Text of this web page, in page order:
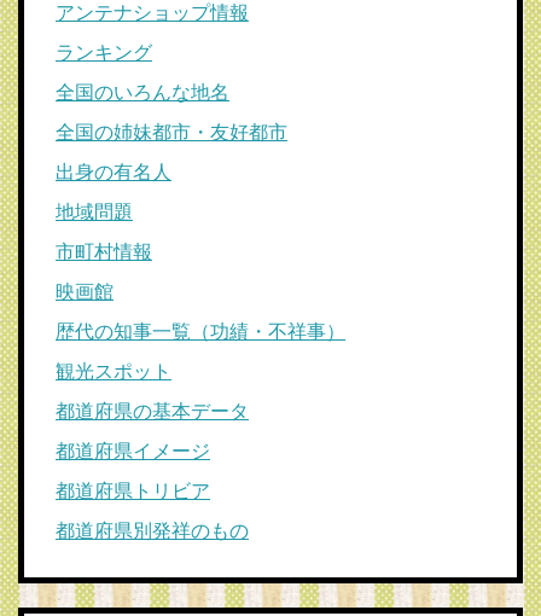
アンテナショップ情報
ランキング
全国のいろんな地名
全国の姉妹都市・友好都市
出身の有名人
地域問題
市町村情報
映画館
歴代の知事一覧（功績・不祥事）
観光スポット
都道府県の基本データ
都道府県イメージ
都道府県トリビア
都道府県別発祥のもの